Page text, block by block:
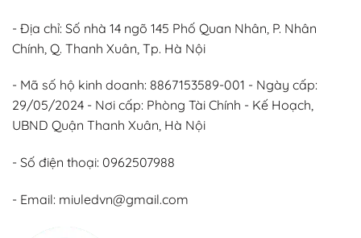
- Địa chỉ: Số nhà 14 ngõ 145 Phố Quan Nhân, P. Nhân
Chính, Q. Thanh Xuân, Tp. Hà Nội
- Mã số hộ kinh doanh: 8867153589-001 - Ngày cấp:
29/05/2024 - Nơi cấp: Phòng Tài Chính - Kế Hoạch,
UBND Quận Thanh Xuân, Hà Nội
- Số điện thoại: 0962507988
- Email: miuledvn@gmail.com